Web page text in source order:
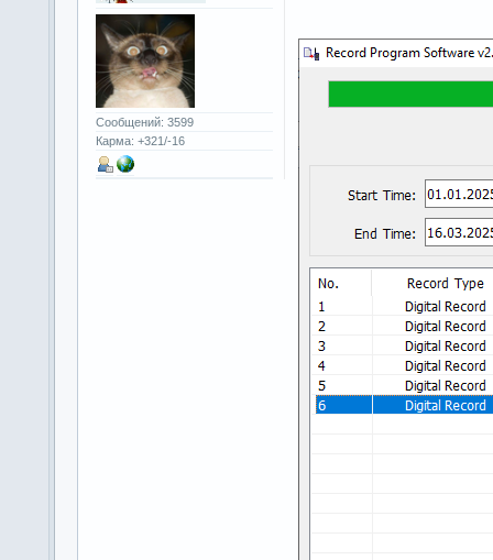
Сообщений: 3599
Карма: +321/-16